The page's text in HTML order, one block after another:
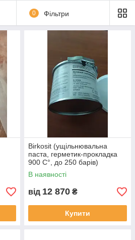
0 Фільтри
Birkosit (ущільнювальна
паста, герметик-прокладка
900 C°, до 250 барів)
В наявності
від 12 870 ₴
Купити